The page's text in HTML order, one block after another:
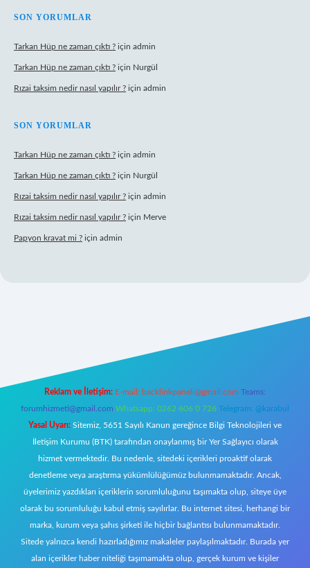
SON YORUMLAR
Tarkan Hüp ne zaman çıktı ? için admin
Tarkan Hüp ne zaman çıktı ? için Nurgül
Rızai taksim nedir nasıl yapılır ? için admin
SON YORUMLAR
Tarkan Hüp ne zaman çıktı ? için admin
Tarkan Hüp ne zaman çıktı ? için Nurgül
Rızai taksim nedir nasıl yapılır ? için admin
Rızai taksim nedir nasıl yapılır ? için Merve
Papyon kravat mi ? için admin
Reklam ve İletişim: E-mail: backlinkpaneli@gmail.com Teams:
forumhizmeti@gmail.com Whatsapp: 0262 606 0 726 Telegram: @karabul
Yasal Uyarı: Sitemiz, 5651 Sayılı Kanun gereğince Bilgi Teknolojileri ve
İletişim Kurumu (BTK) tarafından onaylanmış bir Yer Sağlayıcı olarak
hizmet vermektedir. Bu nedenle, sitedeki içerikleri proaktif olarak
denetleme veya araştırma yükümlülüğümüz bulunmamaktadır. Ancak,
üyelerimiz yazdıkları içeriklerin sorumluluğunu taşımakta olup, siteye üye
olarak bu sorumluluğu kabul etmiş sayılırlar. Bu internet sitesi, herhangi bir
marka, kurum veya şahıs şirketi ile hiçbir bağlantısı bulunmamaktadır.
Sitede yalnızca kendi hazırladığımız makaleler paylaşılmaktadır. Burada yer
alan içerikler haber niteliği taşımamakta olup, gerçek kurum ve kişiler